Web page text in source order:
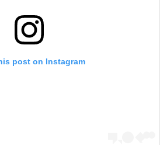
post on Instagram